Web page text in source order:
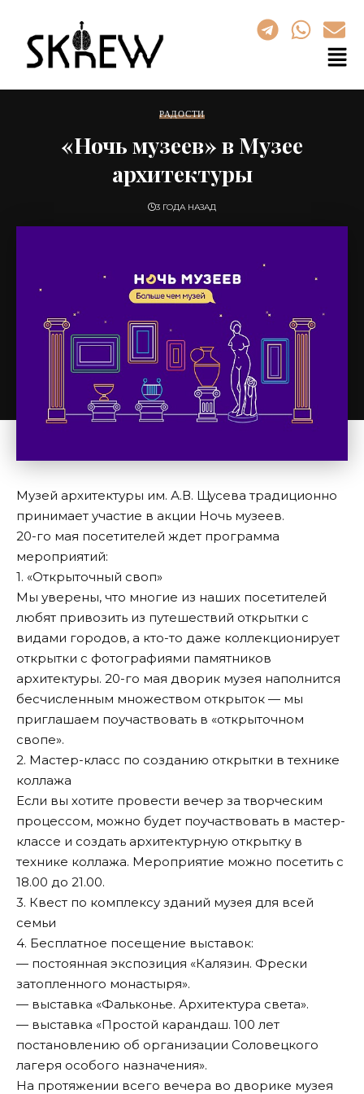
РАДОСТИ
«Ночь музеев» в Музее
архитектуры
3 ГОДА НАЗАД
Музей архитектуры им. А.В. Щусева традиционно
принимает участие в акции Ночь музеев.
20-го мая посетителей ждет программа
мероприятий:
1. «Открыточный своп»
Мы уверены, что многие из наших посетителей
любят привозить из путешествий открытки с
видами городов, а кто-то даже коллекционирует
открытки с фотографиями памятников
архитектуры. 20-го мая дворик музея наполнится
бесчисленным множеством открыток — мы
приглашаем поучаствовать в «открыточном
свопе».
2. Мастер-класс по созданию открытки в технике
коллажа
Если вы хотите провести вечер за творческим
процессом, можно будет поучаствовать в мастер-
классе и создать архитектурную открытку в
технике коллажа. Мероприятие можно посетить с
18.00 до 21.00.
3. Квест по комплексу зданий музея для всей
семьи
4. Бесплатное посещение выставок:
— постоянная экспозиция «Калязин. Фрески
затопленного монастыря».
— выставка «Фальконье. Архитектура света».
— выставка «Простой карандаш. 100 лет
постановлению об организации Соловецкого
лагеря особого назначения».
На протяжении всего вечера во дворике музея